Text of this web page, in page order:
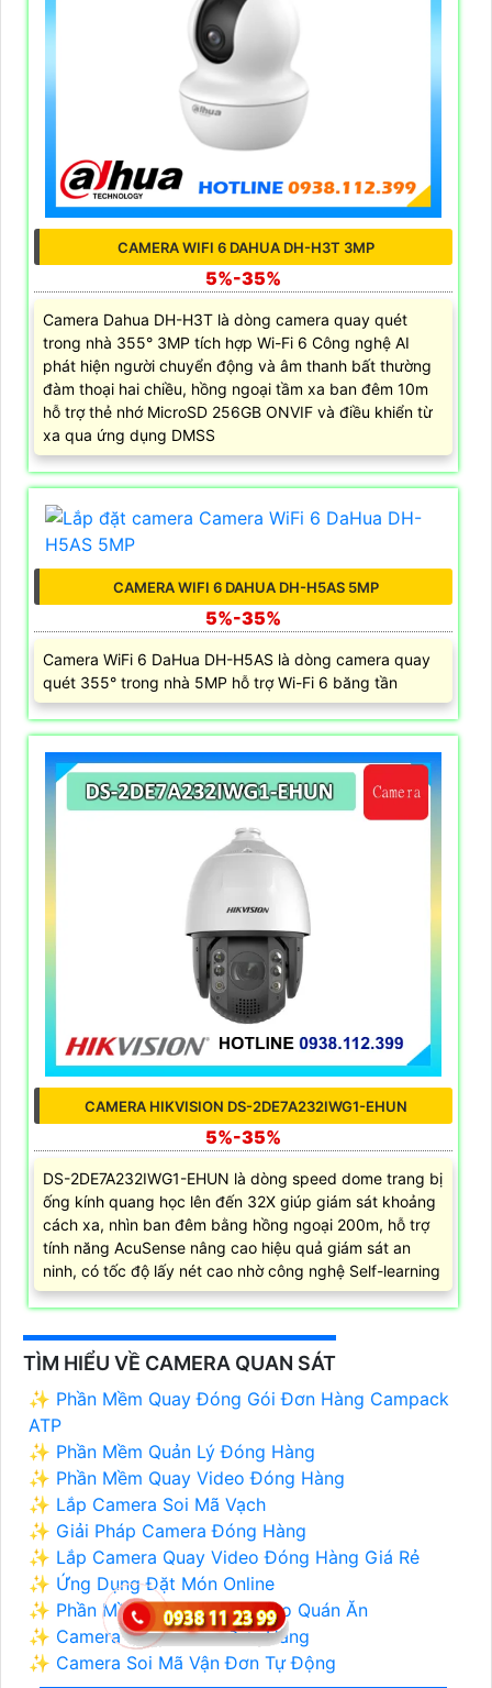
CAMERA WIFI 6 DAHUA DH-H3T 3MP
5%-35%
Camera Dahua DH-H3T là dòng camera quay quét
trong nhà 355° 3MP tích hợp Wi-Fi 6 Công nghệ AI
phát hiện người chuyển động và âm thanh bất thường
đàm thoại hai chiều, hồng ngoại tầm xa ban đêm 10m
hỗ trợ thẻ nhớ MicroSD 256GB ONVIF và điều khiển từ
xa qua ứng dụng DMSS
CAMERA WIFI 6 DAHUA DH-H5AS 5MP
5%-35%
Camera WiFi 6 DaHua DH-H5AS là dòng camera quay
quét 355° trong nhà 5MP hỗ trợ Wi-Fi 6 băng tần
CAMERA HIKVISION DS-2DE7A232IWG1-EHUN
5%-35%
DS-2DE7A232IWG1-EHUN là dòng speed dome trang bị
ống kính quang học lên đến 32X giúp giám sát khoảng
cách xa, nhìn ban đêm bằng hồng ngoại 200m, hỗ trợ
tính năng AcuSense nâng cao hiệu quả giám sát an
ninh, có tốc độ lấy nét cao nhờ công nghệ Self-learning
TÌM HIỂU VỀ CAMERA QUAN SÁT
✨ Phần Mềm Quay Đóng Gói Đơn Hàng Campack
ATP
✨ Phần Mềm Quản Lý Đóng Hàng
✨ Phần Mềm Quay Video Đóng Hàng
✨ Lắp Camera Soi Mã Vạch
✨ Giải Pháp Camera Đóng Hàng
✨ Lắp Camera Quay Video Đóng Hàng Giá Rẻ
✨ Ứng Dụng Đặt Món Online
✨ Phần Mềm Order Online Cho Quán Ăn
✨ Camera Đọc Mã QR Đơn Hàng
✨ Camera Soi Mã Vận Đơn Tự Động